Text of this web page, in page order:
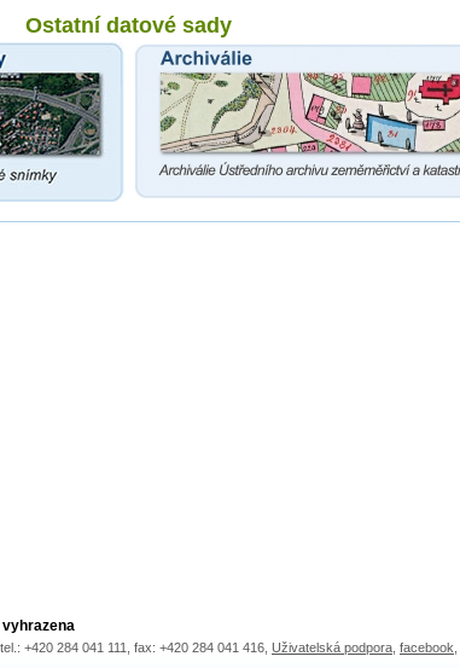
Ostatní datové sady
+420 284 041 111, fax: +420 284 041 416, Uživatelská podpora facebook